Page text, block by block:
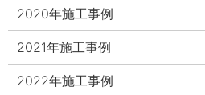
2020年施工事例
2021年施工事例
2022年施工事例